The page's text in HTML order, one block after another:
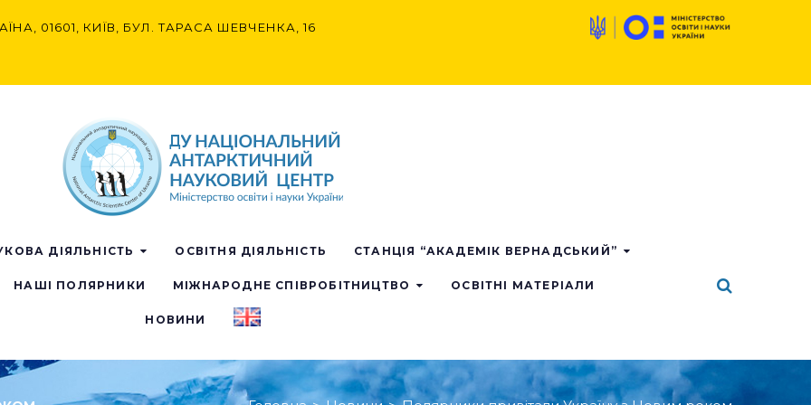
01601, КИЇВ, БУЛ. ТАРАСА ШЕВЧЕНКА, 16
ДІЯЛЬНІСТЬ ОСВІТНЯ ДІЯЛЬНІСТЬ СТАНЦІЯ “АКАДЕМІК ВЕРНАДСЬКИЙ”
НАШІ ПОЛЯРНИКИ МІЖНАРОДНЕ СПІВРОБІТНИЦТВО ОСВІТНІ МАТЕРІАЛИ
НОВИНИ